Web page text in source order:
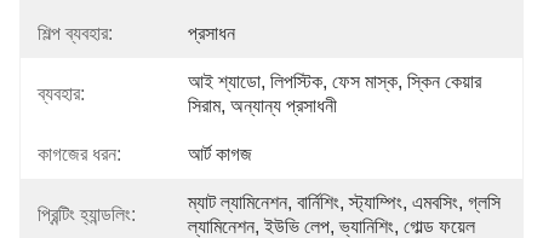
শিল্প ব্যবহার: প্রসাধন
ব্যবহার:
আই শ্যাডো, লিপস্টিক, ফেস মাস্ক, স্কিন কেয়ার
সিরাম, অন্যান্য প্রসাধনী
কাগজের ধরন: আর্ট কাগজ
প্রিন্টিং হ্যান্ডলিং:
ম্যাট ল্যামিনেশন, বার্নিশিং, স্ট্যাম্পিং, এমবসিং, গ্লসি
ল্যামিনেশন, ইউভি লেপ, ভ্যানিশিং, গোল্ড ফয়েল